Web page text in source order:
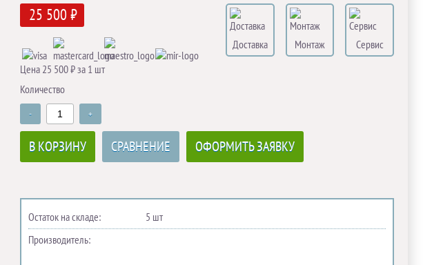
25 500 ₽
Доставка Монтаж
Сервис
Цена 25 500 ₽ за 1 шт
Количество
- +
В КОРЗИНУ СРАВНЕНИЕ ОФОРМИТЬ ЗАЯВКУ
Остаток на складе:
5 шт
Производитель: